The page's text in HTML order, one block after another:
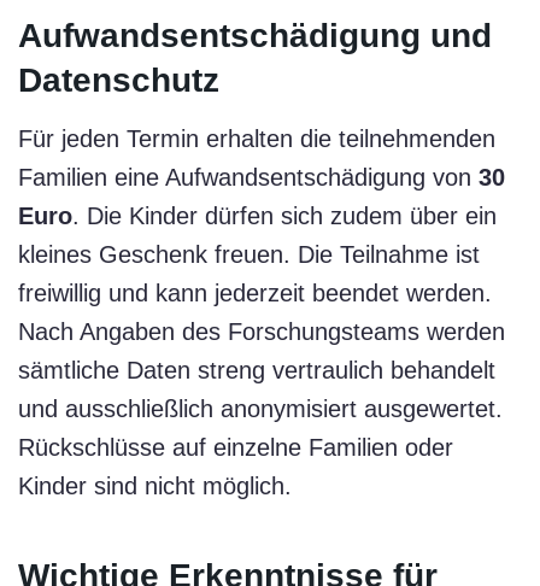
Aufwandsentschädigung und
Datenschutz
Für jeden Termin erhalten die teilnehmenden
Familien eine Aufwandsentschädigung von 30
Euro. Die Kinder dürfen sich zudem über ein
kleines Geschenk freuen. Die Teilnahme ist
freiwillig und kann jederzeit beendet werden.
Nach Angaben des Forschungsteams werden
sämtliche Daten streng vertraulich behandelt
und ausschließlich anonymisiert ausgewertet.
Rückschlüsse auf einzelne Familien oder
Kinder sind nicht möglich.
Wichtige Erkenntnisse für